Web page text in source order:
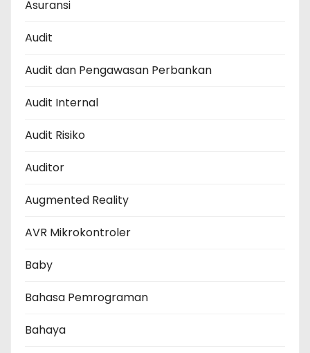
Asuransi
Audit
Audit dan Pengawasan Perbankan
Audit Internal
Audit Risiko
Auditor
Augmented Reality
AVR Mikrokontroler
Baby
Bahasa Pemrograman
Bahaya